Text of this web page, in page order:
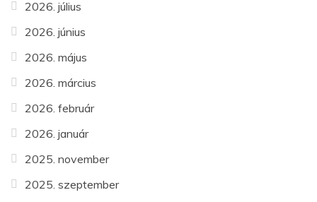
2026. július
2026. június
2026. május
2026. március
2026. február
2026. január
2025. november
2025. szeptember